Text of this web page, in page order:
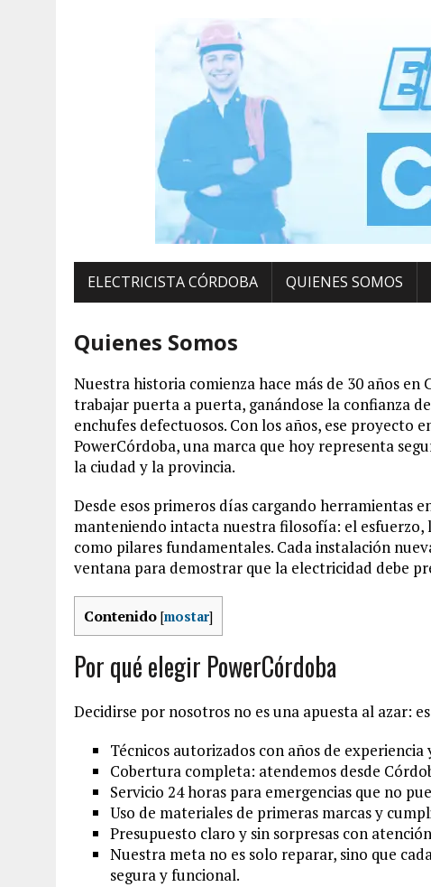
ELECTRICISTA CÓRDOBA QUIENES SOMOS
Quienes Somos
Nuestra historia comienza hace más de 30 años
trabajar puerta a puerta, ganándose la confianza
enchufes defectuosos. Con los años, ese proyecto
PowerCórdoba, una marca que hoy representa
la ciudad y la provincia.
Desde esos primeros días cargando herramientas
manteniendo intacta nuestra filosofía: el
como pilares fundamentales. Cada instalación
ventana para demostrar que la electricidad debe
Contenido [mostar]
Por qué elegir PowerCórdoba
Decidirse por nosotros no es una apuesta al azar:
Técnicos autorizados con años de
Cobertura completa: atendemos desde
Servicio 24 horas para emergencias que no
Uso de materiales de primeras marcas y
Presupuesto claro y sin sorpresas con
Nuestra meta no es solo reparar, sino que
segura y funcional.